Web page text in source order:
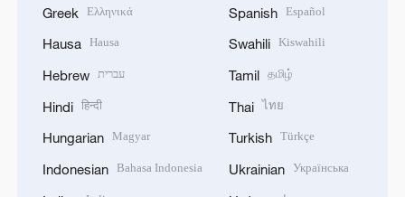
Greek Ελληνικά
Hausa Hausa
Hebrew עברית
Hindi हिन्दी
Hungarian Magyar
Indonesian Bahasa Indonesia
Spanish Español
Swahili Kiswahili
Tamil தமிழ்
Thai ไทย
Turkish Türkçe
Ukrainian Українська